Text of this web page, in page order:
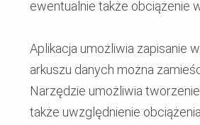
ewentualnie także obciążenie
Aplikacja umożliwia zapisanie
arkuszu danych można
Narzędzie umożliwia
także uwzględnienie